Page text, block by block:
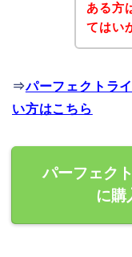
ある方
てはい
⇒パーフェクトラ
い方はこちら
パーフェク
に購